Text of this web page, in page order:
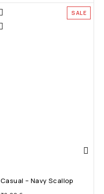
SALE
Casual – Navy Scallop